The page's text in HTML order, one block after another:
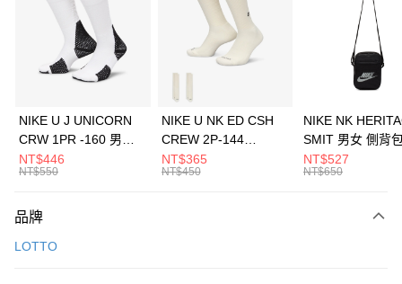
3 期 0 利率 每期 21家銀行
合作金庫商業銀行
第一商業銀行
華南商業銀行
彰化商業銀行
上海商業儲蓄銀行
元大商業銀行
台灣樂天信用卡公司
Apple Pay
全盈+PAY
AFTEE先享後付
【關於「AFTEE先享後付」】
便利好安心！
運送方式
NIKE U J UNICORN
CRW 1PR -160 男女
中統襪 FZ3393100
NT$446
NT$550
NIKE U NK ED CSH
CREW 2P-144
EMBRDY 男女 短統襪
FZ3073133
NT$365
NT$450
NIKE NK
SMIT 男女 側背
BA5871010
NT$527
NT$650
品牌
LOTTO